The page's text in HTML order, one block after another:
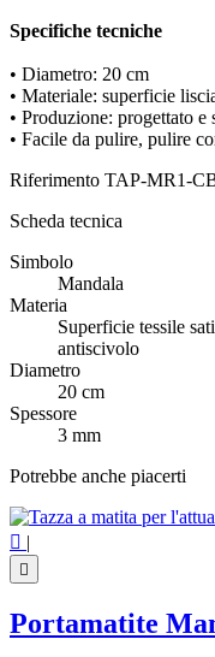
Specifiche tecniche
• Diametro: 20 cm
• Materiale: superficie
• Produzione: progettato e
• Facile da pulire, pulire
Riferimento TAP-MR1-
Scheda tecnica
Simbolo
Mandala
Materia
Superficie tessile
antiscivolo
Diametro
20 cm
Spessore
3 mm
Potrebbe anche piacerti
 |

Portamatite